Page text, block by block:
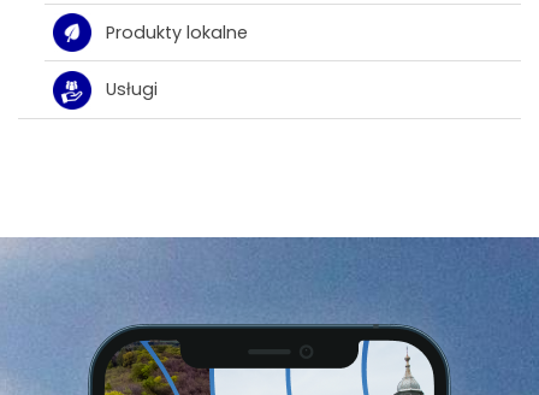
Produkty lokalne
Usługi